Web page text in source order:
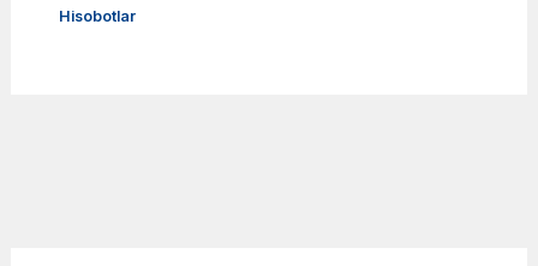
Hisobotlar